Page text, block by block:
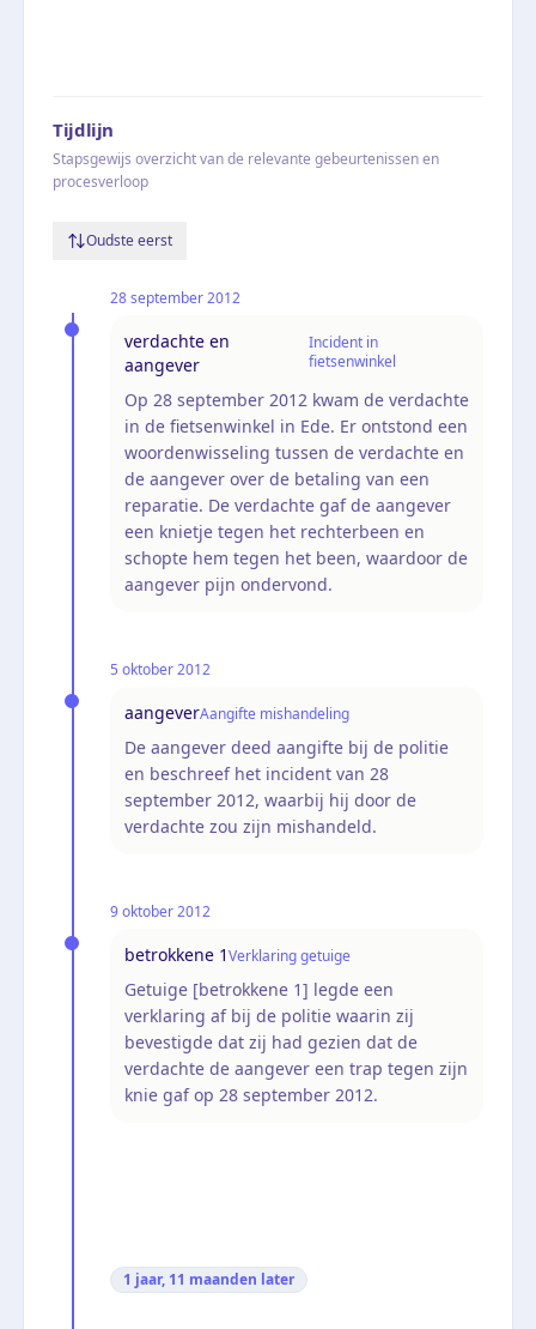
Tijdlijn
Stapsgewijs overzicht van de relevante gebeurtenissen en
procesverloop
Oudste eerst
28 september 2012
verdachte en
aangever
Incident in
fietsenwinkel
Op 28 september 2012 kwam de verdachte
in de fietsenwinkel in Ede. Er ontstond een
woordenwisseling tussen de verdachte en
de aangever over de betaling van een
reparatie. De verdachte gaf de aangever
een knietje tegen het rechterbeen en
schopte hem tegen het been, waardoor de
aangever pijn ondervond.
5 oktober 2012
aangeverAangifte mishandeling
De aangever deed aangifte bij de politie
en beschreef het incident van 28
september 2012, waarbij hij door de
verdachte zou zijn mishandeld.
9 oktober 2012
betrokkene 1Verklaring getuige
Getuige [betrokkene 1] legde een
verklaring af bij de politie waarin zij
bevestigde dat zij had gezien dat de
verdachte de aangever een trap tegen zijn
knie gaf op 28 september 2012.
1 jaar, 11 maanden later